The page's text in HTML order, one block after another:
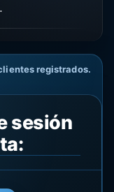
registrados.
sesión